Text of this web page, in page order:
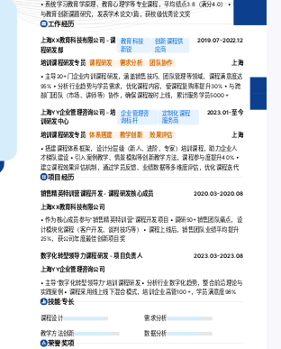
• 系统学习教育学原理、教育心理学等专业课程，平均绩点3.8（满分4.0） • 参
与教育创新课题研究，发表学术论文1篇，获校级优秀论文奖
工作经历
上海XX教育科技有限公司 - 课
程研发部
教育科技
新锐
创新课程供
应商
2019.07-2022.12
培训课程研发专员 课程研发 需求分析 团队协作
上海
• 主导20+门企业内训课程研发，涵盖销售技巧、团队管理等领域，课程满意度达
95% • 分析行业趋势与学员需求，优化课程内容，使课程复购率提升30% • 与跨
部门团队（市场、讲师等）协作，确保课程按时上线，累计服务学员5000+
上海YY企业管理咨询公司 - 培
训研发中心
企业管理咨
询标杆
定制化课程
服务商
2023.01-至今
培训课程研发专员 体系搭建 教学创新 效果评估 上海
• 搭建课程体系框架，设计分层级（新人、进阶、专家）培训课程，助力企业人
才梯队建设 • 引入案例教学、情景模拟等创新教学方法，课程参与度提升40% •
建立课程效果评估机制，通过学员反馈、业绩数据等多维度评估，优化课程迭代
项目经历
销售精英特训营课程开发 - 课程研发核心成员
2020.03-2020.08
上海XX教育科技有限公司
• 作为核心成员参与“销售精英特训营”课程开发项目 • 调研50+销售团队痛点，设
计模块化课程（客户开发、谈判技巧等） • 课程上线后，销售团队业绩平均提升
25%，获公司年度最佳创新项目奖
数字化转型领导力课程研发 - 项目负责人
2023.03-2023.08
上海YY企业管理咨询公司
• 主导“数字化转型领导力”培训课程研发 • 分析行业数字化趋势，整合前沿理论与
实践案例 • 课程采用线上线下混合模式，培训企业高管100+，学员满意度98%
技能专长
课程设计 需求分析
教学方法创新 数据分析
荣誉奖项